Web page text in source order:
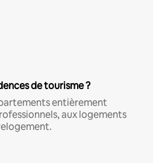
de tourisme ?
entièrement
aux logements